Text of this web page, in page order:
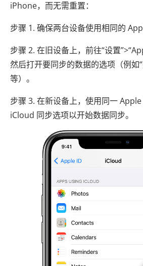
iPhone，而无需重置：
步骤 1. 确保两台设备使用相同的
步骤 2. 在旧设备上，前往“设置
然后打开要同步的数据的选项（例如
等）。
步骤 3. 在新设备上，使用同一
iCloud 同步选项以开始数据同步。